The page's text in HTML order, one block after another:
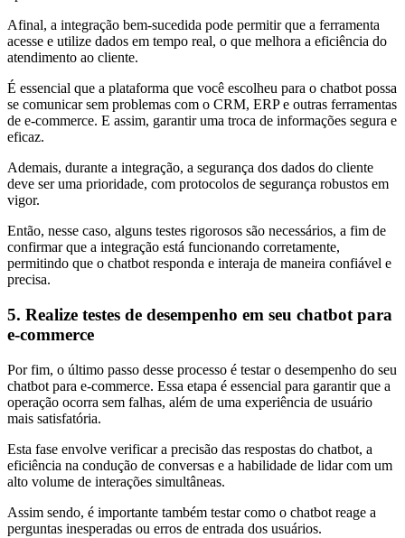
Afinal, a integração bem-sucedida pode permitir que a ferramenta
acesse e utilize dados em tempo real, o que melhora a eficiência do
atendimento ao cliente.
É essencial que a plataforma que você escolheu para o chatbot possa
se comunicar sem problemas com o CRM, ERP e outras ferramentas
de e-commerce. E assim, garantir uma troca de informações segura e
eficaz.
Ademais, durante a integração, a segurança dos dados do cliente
deve ser uma prioridade, com protocolos de segurança robustos em
vigor.
Então, nesse caso, alguns testes rigorosos são necessários, a fim de
confirmar que a integração está funcionando corretamente,
permitindo que o chatbot responda e interaja de maneira confiável e
precisa.
5. Realize testes de desempenho em seu chatbot para
e-commerce
Por fim, o último passo desse processo é testar o desempenho do seu
chatbot para e-commerce. Essa etapa é essencial para garantir que a
operação ocorra sem falhas, além de uma experiência de usuário
mais satisfatória.
Esta fase envolve verificar a precisão das respostas do chatbot, a
eficiência na condução de conversas e a habilidade de lidar com um
alto volume de interações simultâneas.
Assim sendo, é importante também testar como o chatbot reage a
perguntas inesperadas ou erros de entrada dos usuários.